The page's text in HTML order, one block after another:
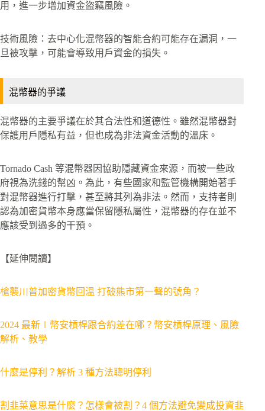
用，進一步增加資金盜竊風險。
技術風險：去中心化混幣器的智能合約可能存在漏洞，一
旦被攻擊，可能會導致用戶資金的損失。
混幣器的爭議
混幣器的主要爭議在於其合法性和道德性。雖然混幣器對
保護用戶隱私有益，但也成為非法資金活動的溫床。
Tornado Cash 等混幣器因協助隱藏資金來源，而被一些政
府視為洗錢的幫凶。為此，有些國家和監管機構開始著手
對混幣器進行打擊，甚至將其列為非法。然而，支持者則
認為加密貨幣本身應當保留隱私屬性，混幣器的存在並不
應該受到過多的干預。
【延伸閱讀】
槍襲川普加密貨幣回溫 打破熊市第一聲的號角？
2024 最新∣幣安槓桿跟合約差在哪？幣安槓桿原理、風險
解析、教學
什麼是停利？解析 3 種方法聰明停利
割韭菜意思是什麼？怎樣會被割？4 個方法避免變成投資韭